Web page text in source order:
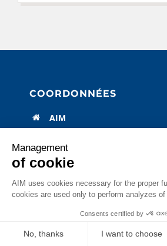
COORDONNÉES
AIM
2, rue Charbonnel
75013 PARIS – FRANCE
+33 (0)1 45 75 65 75
aim@aim.fr
OFFRES DE STAGES ET
Management
of cookie
AIM uses cookies necessary for the proper
cookies are used only to perform analyzes
Consents certified by
No, thanks I want to choose